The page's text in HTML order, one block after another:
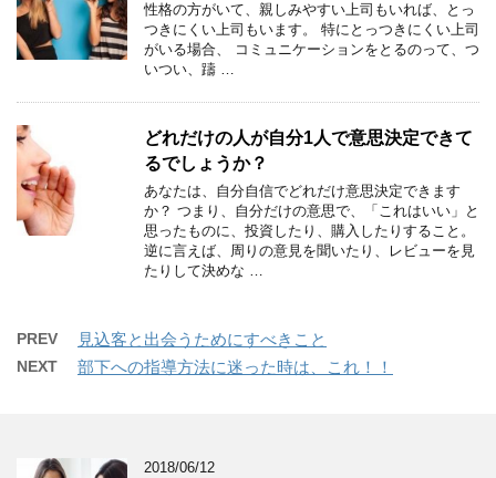
性格の方がいて、親しみやすい上司もいれば、とっ
つきにくい上司もいます。 特にとっつきにくい上司
がいる場合、 コミュニケーションをとるのって、つ
いつい、躊 …
どれだけの人が自分1人で意思決定できて
るでしょうか？
あなたは、自分自信でどれだけ意思決定できます
か？ つまり、自分だけの意思で、「これはいい」と
思ったものに、投資したり、購入したりすること。
逆に言えば、周りの意見を聞いたり、レビューを見
たりして決めな …
PREV 見込客と出会うためにすべきこと
NEXT 部下への指導方法に迷った時は、これ！！
2018/06/12